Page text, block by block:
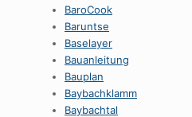
BaroCook
Baruntse
Baselayer
Bauanleitung
Bauplan
Baybachklamm
Baybachtal